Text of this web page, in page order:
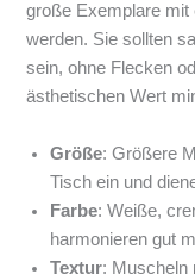
große Exemplare mit
werden. Sie sollten
sein, ohne Flecken
ästhetischen Wert
Größe: Größere
Tisch ein und
Farbe: Weiße,
harmonieren gut
Textur: Muscheln